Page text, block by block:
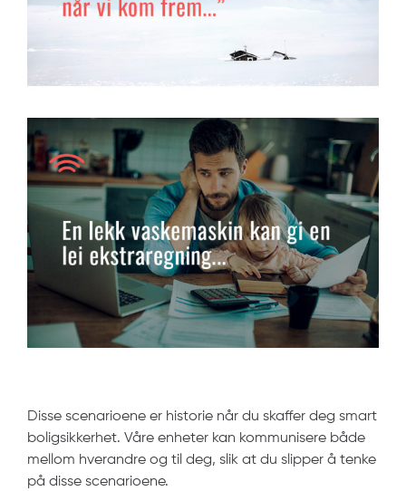
Disse scenarioene er historie når du skaffer deg smart
boligsikkerhet. Våre enheter kan kommunisere både
mellom hverandre og til deg, slik at du slipper å tenke
på disse scenarioene.